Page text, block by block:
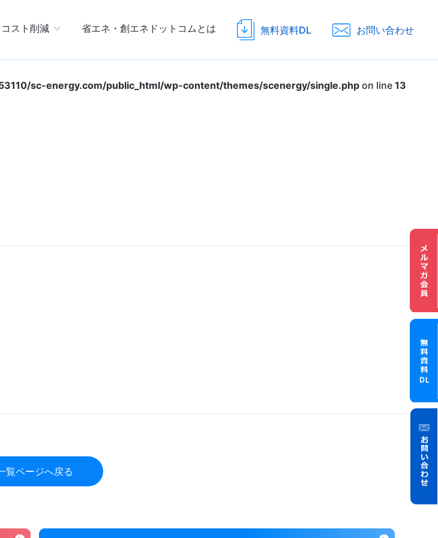
コスト削減 省エネ・創エネドットコムとは 無料資料DL お問い合わせ
メル
無料
sc-energy.com/public_html/wp-content/themes/scenergy/single.php on line 13
覧ページへ戻る